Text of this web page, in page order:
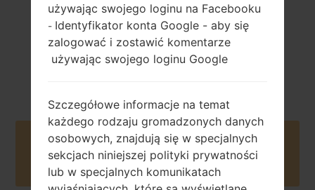
Android 5.0.x
Marzec, 2015
Buy accessories on Amazon
używając swojego loginu na Facebooku
- Identyfikator konta Google - aby się
zalogować i zostawić komentarze
używając swojego loginu Google
Szczegółowe informacje na temat
każdego rodzaju gromadzonych danych
osobowych, znajdują się w specjalnych
sekcjach niniejszej polityki prywatności
lub w specjalnych komunikatach